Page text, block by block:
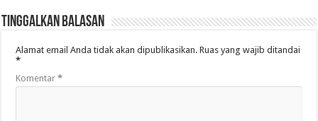
Tinggalkan Balasan
Alamat email Anda tidak akan dipublikasikan. Ruas yang wajib ditandai
*
Komentar*